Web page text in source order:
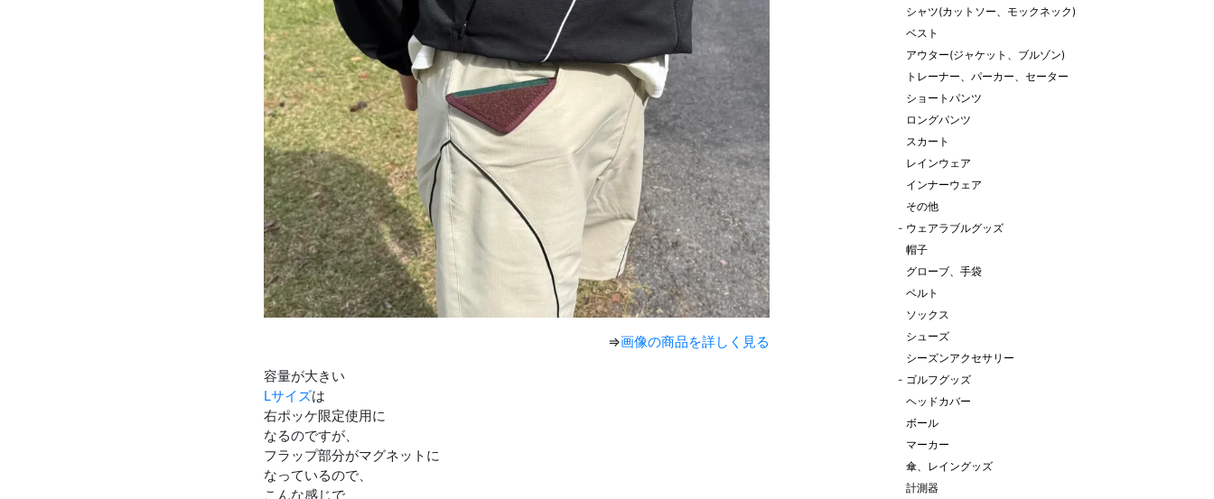
⇒画像の商品を詳しく見る
容量が大きい
Lサイズは
右ポッケ限定使用に
なるのですが、
フラップ部分がマグネットに
なっているので、
こんな感じで
シャツ(カットソー、モックネック)
ベスト
アウター(ジャケット、ブルゾン)
トレーナー、パーカー、セーター
ショートパンツ
ロングパンツ
スカート
レインウェア
インナーウェア
その他
- ウェアラブルグッズ
帽子
グローブ、手袋
ベルト
ソックス
シューズ
シーズンアクセサリー
- ゴルフグッズ
ヘッドカバー
ボール
マーカー
傘、レイングッズ
計測器